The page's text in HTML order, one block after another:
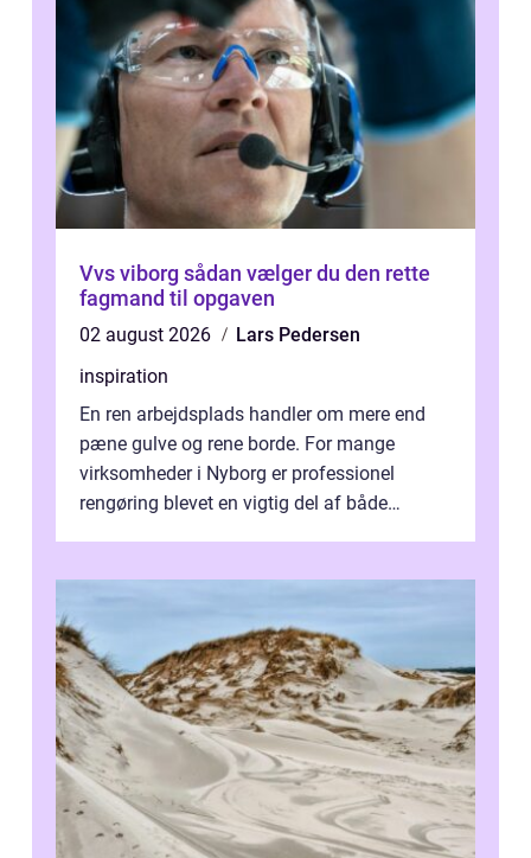
Vvs viborg sådan vælger du den rette
fagmand til opgaven
02 august 2026
Lars Pedersen
inspiration
En ren arbejdsplads handler om mere end
pæne gulve og rene borde. For mange
virksomheder i Nyborg er professionel
rengøring blevet en vigtig del af både